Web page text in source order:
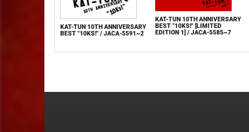
KAT-TUN 10TH ANNIVERSARY
BEST "10KS!" / JACA-5591~2
KAT-TUN 10TH ANNIVERSARY
BEST "10KS!" [LIMITED
EDITION 1] / JACA-5585~7